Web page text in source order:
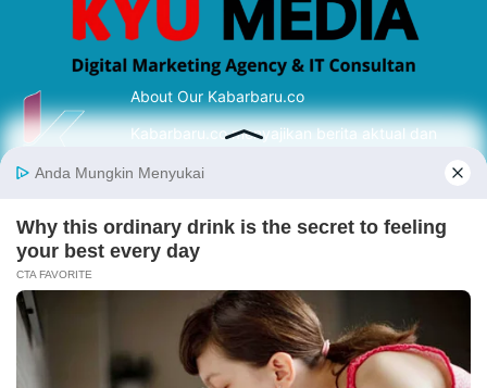
About Our Kabarbaru.co
Kabarbaru.co menyajikan berita aktual dan
serta terverifikasi dari sumber yang tepat.
Follow Kabarbaru